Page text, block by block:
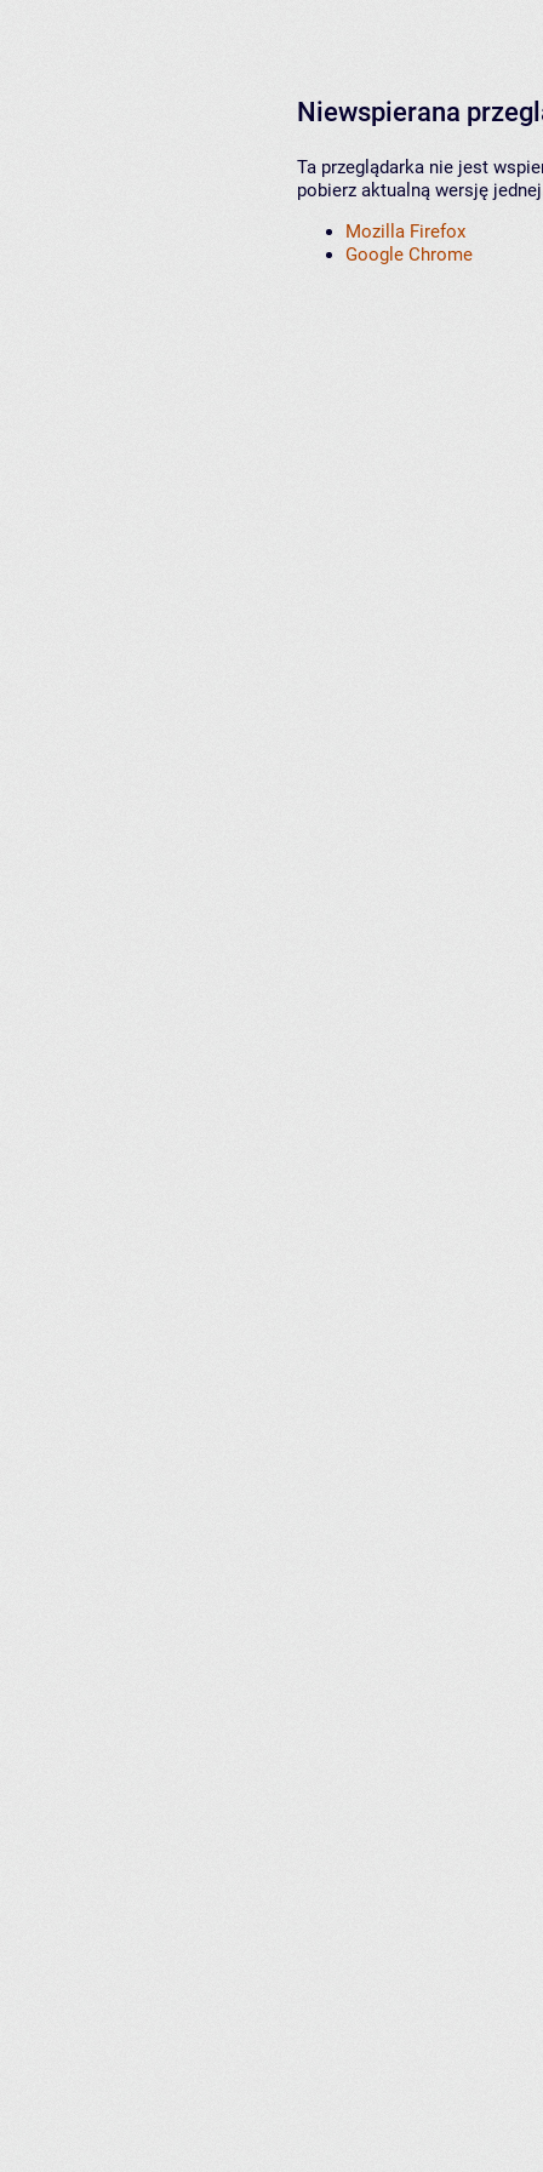
Niewspierana
Ta przeglądarka nie jest
pobierz aktualną wersję
Mozilla Firefox
Google Chrome